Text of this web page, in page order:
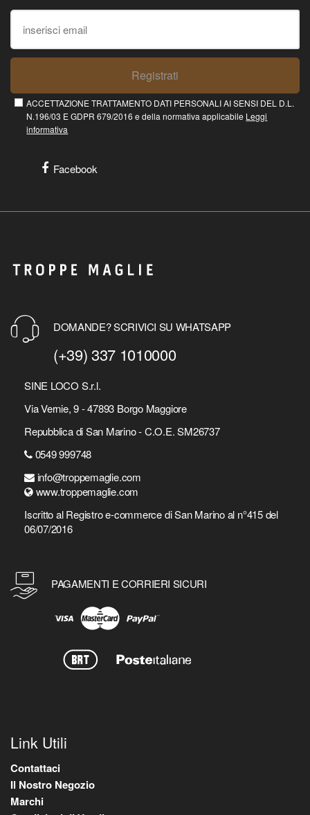
Registrati
ACCETTAZIONE TRATTAMENTO DATI PERSONALI AI SENSI DEL D.L.
N.196/03 E GDPR 679/2016 e della normativa applicabile Leggi
informativa
Facebook
DOMANDE? SCRIVICI SU WHATSAPP
(+39) 337 1010000
SINE LOCO S.r.l.
Via Vernie, 9 - 47893 Borgo Maggiore
Repubblica di San Marino - C.O.E. SM26737
0549 999748
info@troppemaglie.com
www.troppemaglie.com
Iscritto al Registro e-commerce di San Marino al n°415 del
06/07/2016
PAGAMENTI E CORRIERI SICURI
Link Utili
Contattaci
Il Nostro Negozio
Marchi